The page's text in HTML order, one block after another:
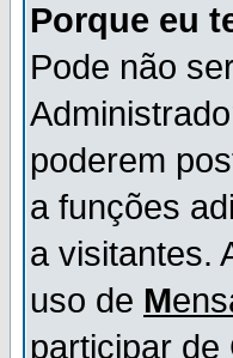
Porque eu
Pode não
poderem
a funções
a visitantes.
uso de M
participar de